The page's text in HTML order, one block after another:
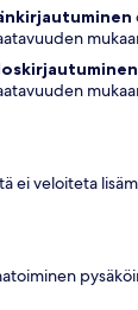
ei veloiteta